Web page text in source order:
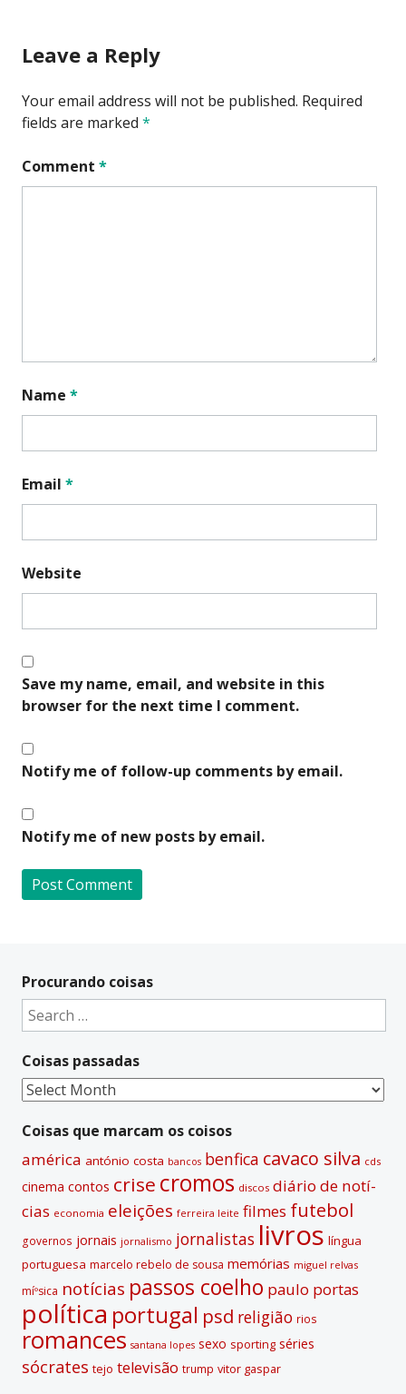
Leave a Reply
Your email address will not be published. Required
fields are marked *
Comment *
Name *
Email *
Website
Save my name, email, and website in this
browser for the next time I comment.
Notify me of follow-up comments by email.
Notify me of new posts by email.
t
e
a
t
i
v
Procurando coisas
Search
for:
Coisas passadas
Coisas
Coisas que marcam os coisos
américa antónio costa bancos benfica cavaco silva cds
cinema contos crise cromos discos diário de notí­
cias economia eleições ferreira leite filmes futebol
governos jornais jornalismo jornalistas livros lí­ngua
portuguesa marcelo rebelo de sousa memórias miguel relvas
míºsica notí­cias passos coelho paulo portas
polí­tica portugal psd religião rios
romances santana lopes sexo sporting séries
sócrates tejo televisão trump vitor gaspar